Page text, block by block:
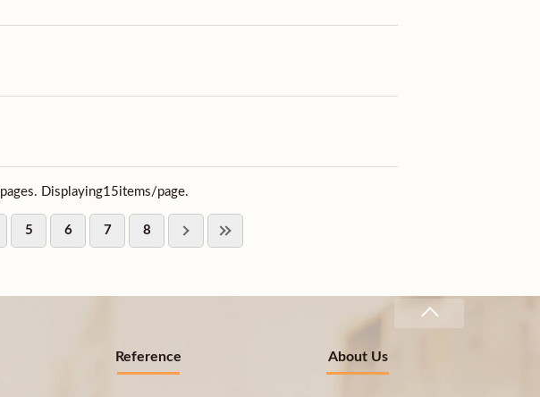
pages. Displaying15items/page.
5 6 7 8
Reference About Us